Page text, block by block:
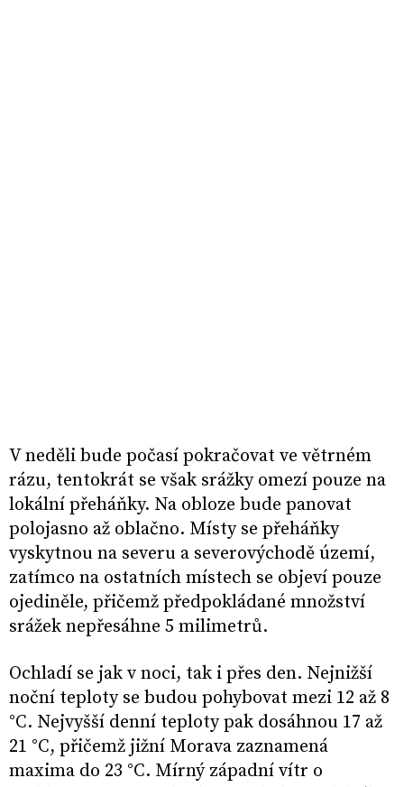
V neděli bude počasí pokračovat ve větrném
rázu, tentokrát se však srážky omezí pouze na
lokální přeháňky. Na obloze bude panovat
polojasno až oblačno. Místy se přeháňky
vyskytnou na severu a severovýchodě území,
zatímco na ostatních místech se objeví pouze
ojediněle, přičemž předpokládané množství
srážek nepřesáhne 5 milimetrů.
Ochladí se jak v noci, tak i přes den. Nejnižší
noční teploty se budou pohybovat mezi 12 až 8
°C. Nejvyšší denní teploty pak dosáhnou 17 až
21 °C, přičemž jižní Morava zaznamená
maxima do 23 °C. Mírný západní vítr o